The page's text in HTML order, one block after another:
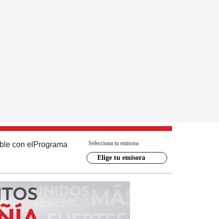
con el Programa Selecciona tu emisora
Elige tu emisora